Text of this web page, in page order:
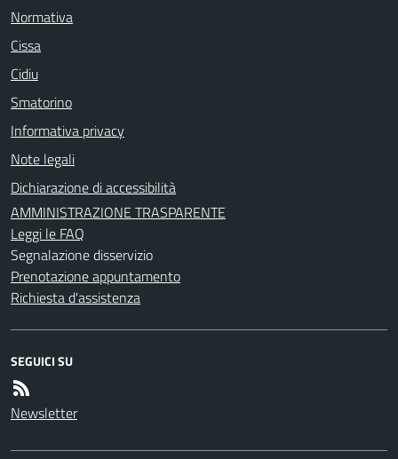
Normativa
Cissa
Cidiu
Smatorino
Informativa privacy
Note legali
Dichiarazione di accessibilità
AMMINISTRAZIONE TRASPARENTE
Leggi le FAQ
Segnalazione disservizio
Prenotazione appuntamento
Richiesta d'assistenza
SEGUICI SU
Newsletter